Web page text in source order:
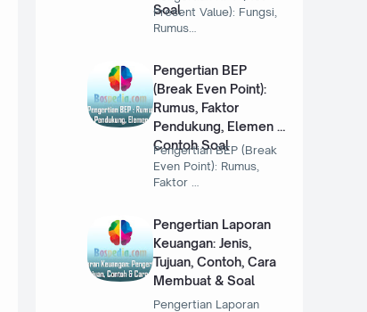
Soal
Present Value): Fungsi,
Rumus…
Pengertian BEP
(Break Even Point):
Rumus, Faktor
Pendukung, Elemen &
Contoh Soal
Pengertian BEP (Break
Even Point): Rumus,
Faktor …
Pengertian Laporan
Keuangan: Jenis,
Tujuan, Contoh, Cara
Membuat & Soal
Pengertian Laporan